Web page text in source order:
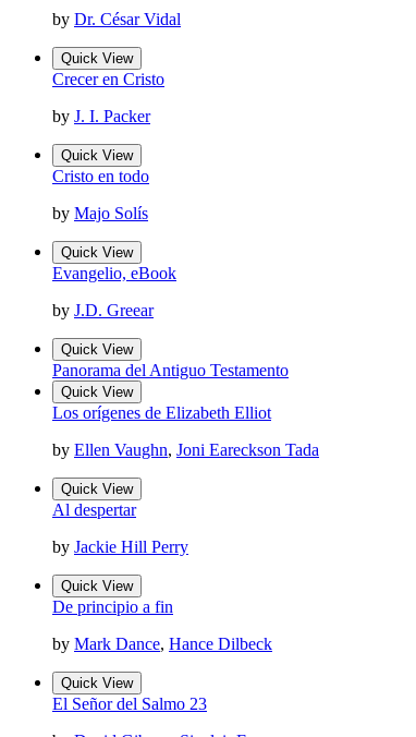
by Dr. César Vidal
Quick View
Crecer en Cristo
by J. I. Packer
Quick View
Cristo en todo
by Majo Solís
Quick View
Evangelio, eBook
by J.D. Greear
Quick View
Panorama del Antiguo Testamento
Quick View
Los orígenes de Elizabeth Elliot
by Ellen Vaughn, Joni Eareckson Tada
Quick View
Al despertar
by Jackie Hill Perry
Quick View
De principio a fin
by Mark Dance, Hance Dilbeck
Quick View
El Señor del Salmo 23